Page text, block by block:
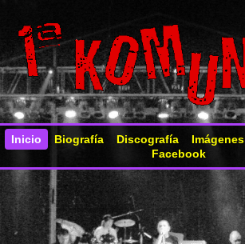
Inicio Biografía Discografía Imágenes
Facebook